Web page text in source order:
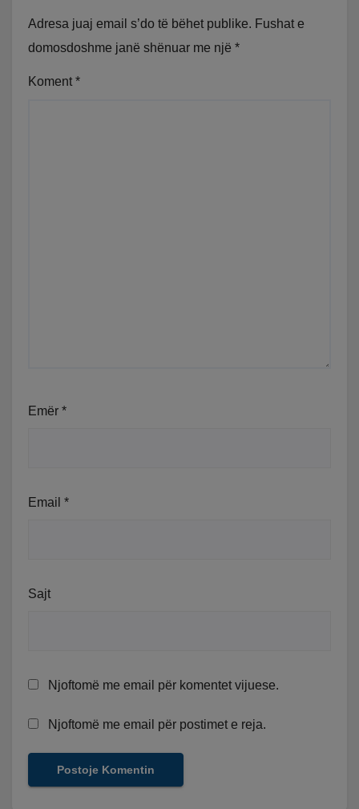
Adresa juaj email s’do të bëhet publike. Fushat e
domosdoshme janë shënuar me një *
Koment*
Emër *
Email *
Sajt
Njoftomë me email për komentet vijuese.
Njoftomë me email për postimet e reja.